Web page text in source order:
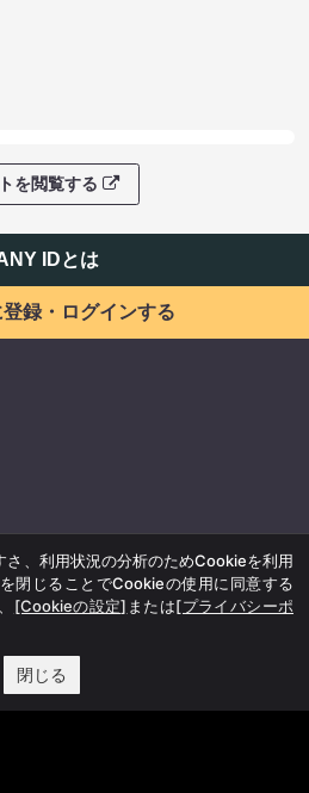
を閲覧する
IDとは
録・ログインする
さ、利用状況の分析のためCookieを利用
閉じることでCookieの使用に同意する
[Cookieの設定] または[プライバシーポ
閉じる